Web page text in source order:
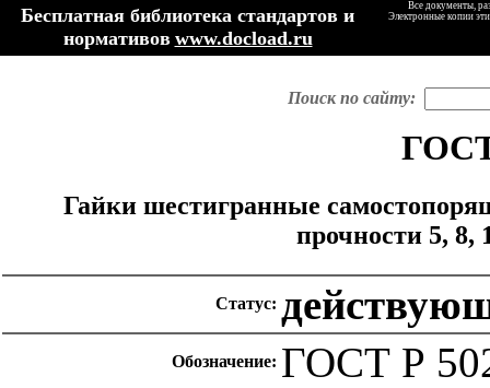
Бесплатная библиотека стандартов и
нормативов www.docload.ru
Все документы,
Электронные копии
Поиск по сайту:
ГОСТ
Гайки шестигранные
прочности 5, 8,
Статус:
Обозначение: ГОСТ Р